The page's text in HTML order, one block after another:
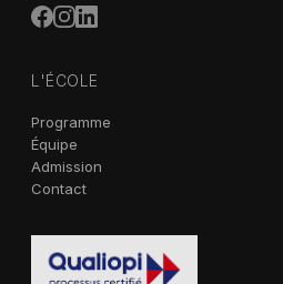
L'ÉCOLE
Programme
Équipe
Admission
Contact